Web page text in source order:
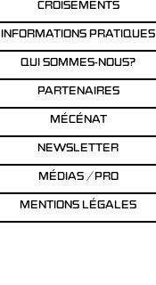
CROISEMENTS
INFORMATIONS PRATIQUES
QUI SOMMES-NOUS?
PARTENAIRES
MÉCÉNAT
NEWSLETTER
MÉDIAS / PRO
MENTIONS LÉGALES